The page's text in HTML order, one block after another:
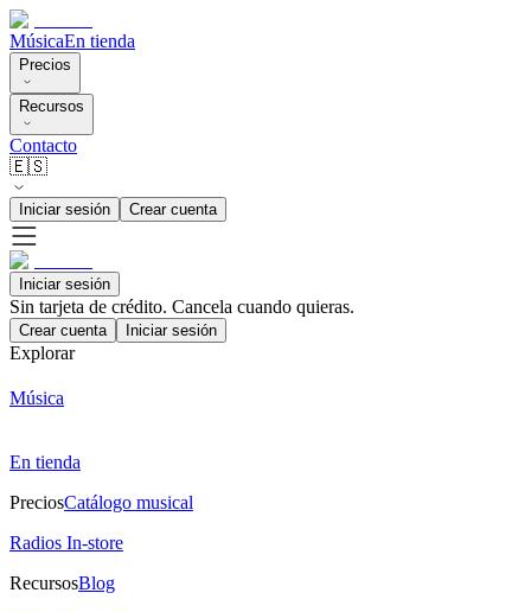
MúsicaEn tienda
Precios
Recursos
Contacto
🇪🇸
Iniciar sesión Crear cuenta
Iniciar sesión
Sin tarjeta de crédito. Cancela cuando quieras.
Crear cuenta Iniciar sesión
Explorar
Música
En tienda
PreciosCatálogo musical
Radios In-store
RecursosBlog